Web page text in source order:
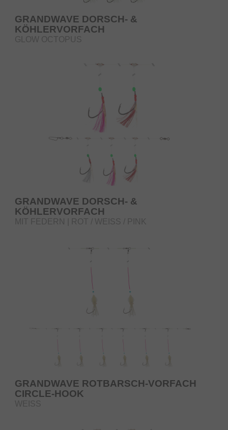
GRANDWAVE DORSCH- &
KÖHLERVORFACH
GLOW OCTOPUS
GRANDWAVE DORSCH- &
KÖHLERVORFACH
MIT FEDERN | ROT / WEISS / PINK
GRANDWAVE ROTBARSCH-VORFACH
CIRCLE-HOOK
WEISS